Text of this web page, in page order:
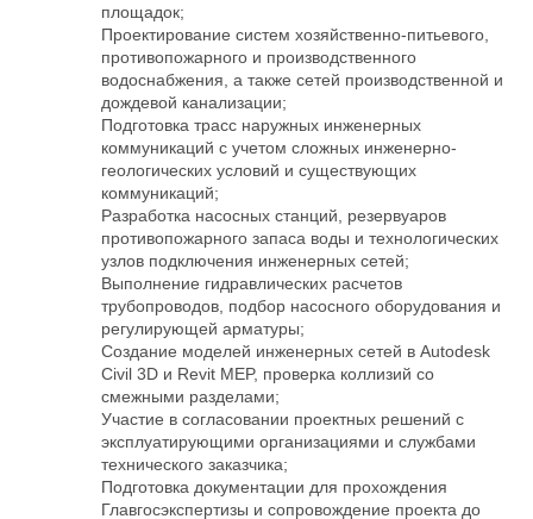
площадок;
Проектирование систем хозяйственно-питьевого,
противопожарного и производственного
водоснабжения, а также сетей производственной и
дождевой канализации;
Подготовка трасс наружных инженерных
коммуникаций с учетом сложных инженерно-
геологических условий и существующих
коммуникаций;
Разработка насосных станций, резервуаров
противопожарного запаса воды и технологических
узлов подключения инженерных сетей;
Выполнение гидравлических расчетов
трубопроводов, подбор насосного оборудования и
регулирующей арматуры;
Создание моделей инженерных сетей в Autodesk
Civil 3D и Revit MEP, проверка коллизий со
смежными разделами;
Участие в согласовании проектных решений с
эксплуатирующими организациями и службами
технического заказчика;
Подготовка документации для прохождения
Главгосэкспертизы и сопровождение проекта до